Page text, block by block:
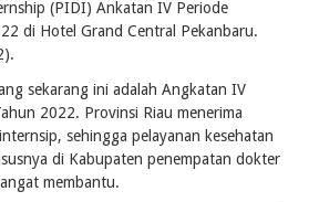
(PIDI) Ankatan IV Periode
di Hotel Grand Central Pekanbaru.
sekarang ini adalah Angkatan IV
2022. Provinsi Riau menerima
sehingga pelayanan kesehatan
di Kabupaten penempatan dokter
membantu.